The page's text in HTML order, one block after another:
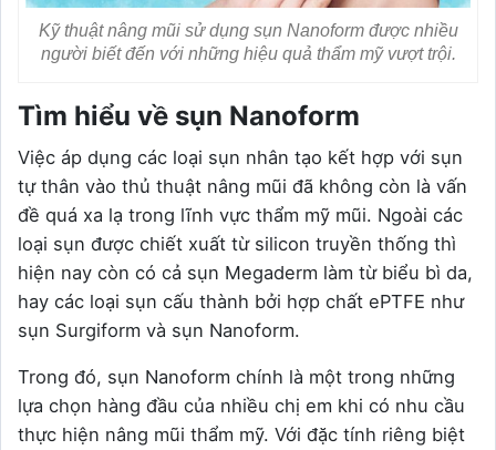
Kỹ thuật nâng mũi sử dụng sụn Nanoform được nhiều
người biết đến với những hiệu quả thẩm mỹ vượt trội.
Tìm hiểu về sụn Nanoform
Việc áp dụng các loại sụn nhân tạo kết hợp với sụn
tự thân vào thủ thuật nâng mũi đã không còn là vấn
đề quá xa lạ trong lĩnh vực thẩm mỹ mũi. Ngoài các
loại sụn được chiết xuất từ silicon truyền thống thì
hiện nay còn có cả sụn Megaderm làm từ biểu bì da,
hay các loại sụn cấu thành bởi hợp chất ePTFE như
sụn Surgiform và sụn Nanoform.
Trong đó, sụn Nanoform chính là một trong những
lựa chọn hàng đầu của nhiều chị em khi có nhu cầu
thực hiện nâng mũi thẩm mỹ. Với đặc tính riêng biệt